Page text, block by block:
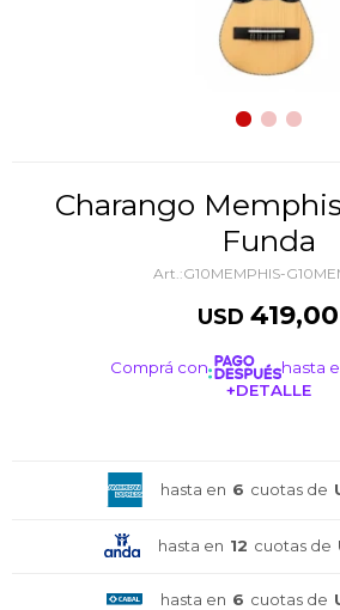
Charango Memphis G-10 Con
Funda
G10MEMPHIS-
USD 419,00
Comprá con
hasta
+DETALLE
hasta en 6 cuotas de
hasta en 12 cuotas de
hasta en 6 cuotas de